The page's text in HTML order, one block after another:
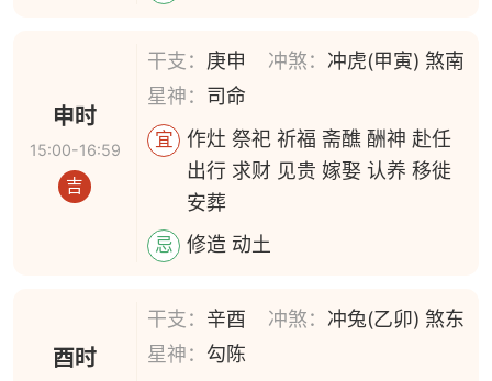
申时
15:00-16:59
吉
干支： 庚申 冲煞： 冲虎(甲寅) 煞南
星神： 司命
宜
作灶 祭祀 祈福 斋醮 酬神 赴任
出行 求财 见贵 嫁娶 认养 移徙
安葬
忌 修造 动土
酉时
干支： 辛酉 冲煞： 冲兔(乙卯) 煞东
星神： 勾陈